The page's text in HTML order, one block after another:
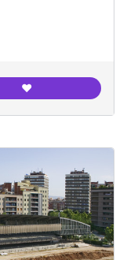
❤️Canodrom